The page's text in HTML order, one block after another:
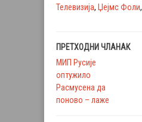
Телевизија, Џејмс Фоли,
ПРЕТХОДНИ ЧЛАНАК
МИП Русије
оптужило
Расмусена да
поново – лаже